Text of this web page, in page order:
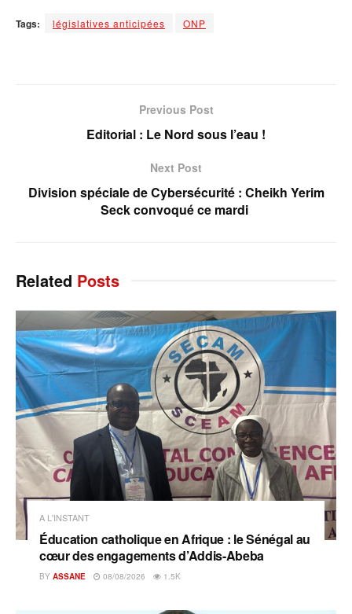
Tags: législatives anticipées ONP
Previous Post
Editorial : Le Nord sous l’eau !
Next Post
Division spéciale de Cybersécurité : Cheikh Yerim
Seck convoqué ce mardi
Related Posts
A L'INSTANT
Éducation catholique en Afrique : le Sénégal au
cœur des engagements d’Addis-Abeba
BY ASSANE 08/08/2026 1.5K